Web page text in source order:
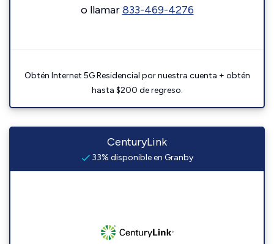
o llamar833-469-4276
Obtén Internet 5G Residencial por nuestra cuenta + obtén
hasta $200 de regreso.
CenturyLink
33% disponible en Granby